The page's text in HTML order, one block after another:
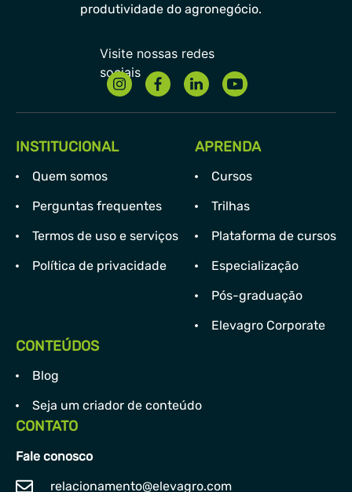
produtividade do agronegócio.
INSTITUCIONAL
Quem somos
Perguntas frequentes
Termos de uso e serviços
Política de privacidade
APRENDA
Cursos
Trilhas
Plataforma de cursos
Especialização
Pós-graduação
Elevagro Corporate
CONTEÚDOS
Blog
Seja um criador de conteúdo
CONTATO
Fale conosco
relacionamento@elevagro.com